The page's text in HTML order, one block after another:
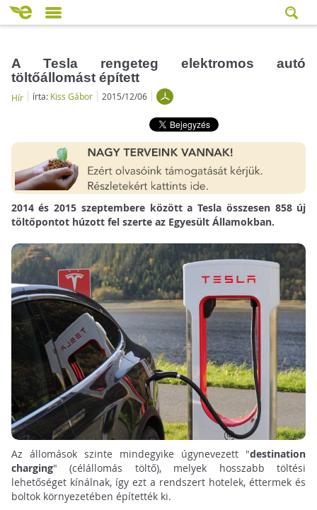
A Tesla rengeteg elektromos autó
töltőállomást épített
Hír írta: Kiss Gábor 2015/12/06
2014 és 2015 szeptembere között a Tesla összesen 858 új
töltőpontot húzott fel szerte az Egyesült Államokban.
Az állomások szinte mindegyike úgynevezett "destination
charging" (célállomás töltő), melyek hosszabb töltési
lehetőséget kínálnak, így ezt a rendszert hotelek, éttermek és
boltok környezetében építették ki.